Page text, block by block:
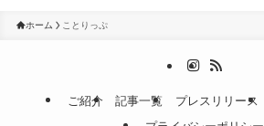
ホーム ことりっぷ
ご紹介 記事一覧 プレスリリース